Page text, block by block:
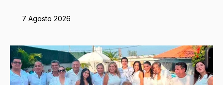
7 Agosto 2026